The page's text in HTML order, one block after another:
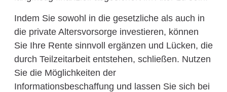
Indem Sie sowohl in die gesetzliche als auch in
die private Altersvorsorge investieren, können
Sie Ihre Rente sinnvoll ergänzen und Lücken, die
durch Teilzeitarbeit entstehen, schließen. Nutzen
Sie die Möglichkeiten der
Informationsbeschaffung und lassen Sie sich bei